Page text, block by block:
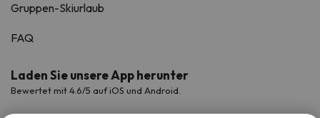
Gruppen-Skiurlaub
FAQ
Laden Sie unsere App herunter
Bewertet mit 4.6/5 auf iOS und Android.